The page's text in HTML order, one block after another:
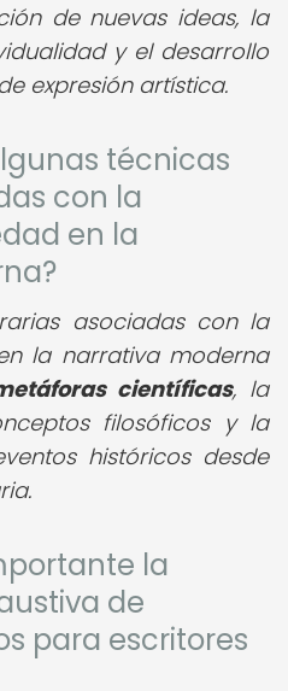
de nuevas ideas, la
y el desarrollo
expresión artística.
técnicas
con la
en la
asociadas con la
la narrativa moderna
científicas, la
filosóficos y la
históricos desde
la
de
para escritores